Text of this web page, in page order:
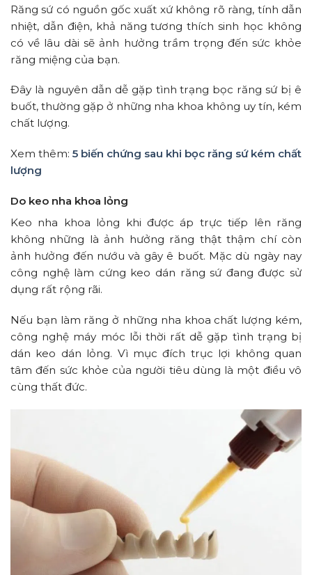
Răng sứ có nguồn gốc xuất xứ không rõ ràng, tính dẫn
nhiệt, dẫn điện, khả năng tương thích sinh học không
có về lâu dài sẽ ảnh hưởng trầm trọng đến sức khỏe
răng miệng của bạn.
Đây là nguyên dẫn dễ gặp tình trạng bọc răng sứ bị ê
buốt, thường gặp ở những nha khoa không uy tín, kém
chất lượng.
Xem thêm: 5 biến chứng sau khi bọc răng sứ kém chất
lượng
Do keo nha khoa lỏng
Keo nha khoa lỏng khi được áp trực tiếp lên răng
không những là ảnh hưởng răng thật thậm chí còn
ảnh hưởng đến nướu và gây ê buốt. Mặc dù ngày nay
công nghệ làm cứng keo dán răng sứ đang được sử
dụng rất rộng rãi.
Nếu bạn làm răng ở những nha khoa chất lượng kém,
công nghệ máy móc lỗi thời rất dễ gặp tình trạng bị
dán keo dán lỏng. Vì mục đích trục lợi không quan
tâm đến sức khỏe của người tiêu dùng là một điều vô
cùng thất đức.